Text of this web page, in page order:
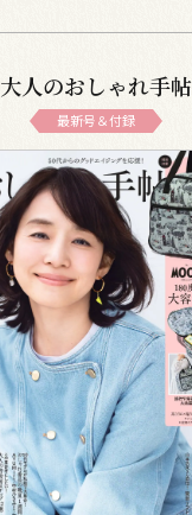
大人のおしゃれ手帖
最新号＆付録